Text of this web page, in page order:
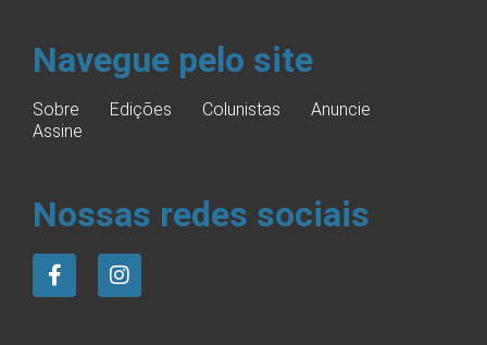
Navegue pelo site
Sobre Edições Colunistas
Anuncie
Assine
Nossas redes sociais